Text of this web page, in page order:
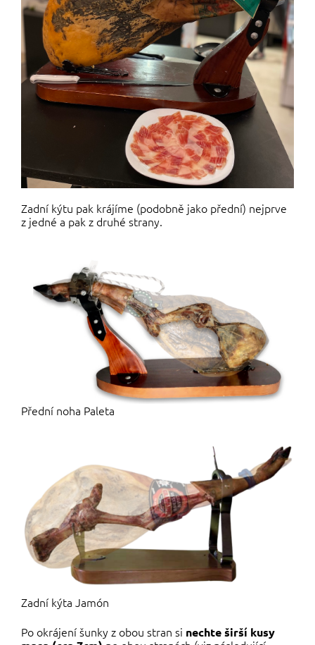
Zadní kýtu pak krájíme (podobně jako přední) nejprve
z jedné a pak z druhé strany.
Přední noha Paleta
Zadní kýta Jamón
Po okrájení šunky z obou stran si nechte širší kusy